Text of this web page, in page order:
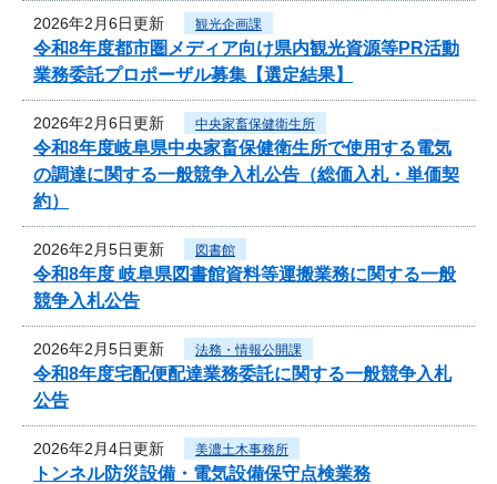
2026年2月6日更新 観光企画課
令和8年度都市圏メディア向け県内観光資源等PR活動
業務委託プロポーザル募集【選定結果】
2026年2月6日更新 中央家畜保健衛生所
令和8年度岐阜県中央家畜保健衛生所で使用する電気
の調達に関する一般競争入札公告（総価入札・単価契
約）
2026年2月5日更新 図書館
令和8年度 岐阜県図書館資料等運搬業務に関する一般
競争入札公告
2026年2月5日更新 法務・情報公開課
令和8年度宅配便配達業務委託に関する一般競争入札
公告
2026年2月4日更新 美濃土木事務所
トンネル防災設備・電気設備保守点検業務